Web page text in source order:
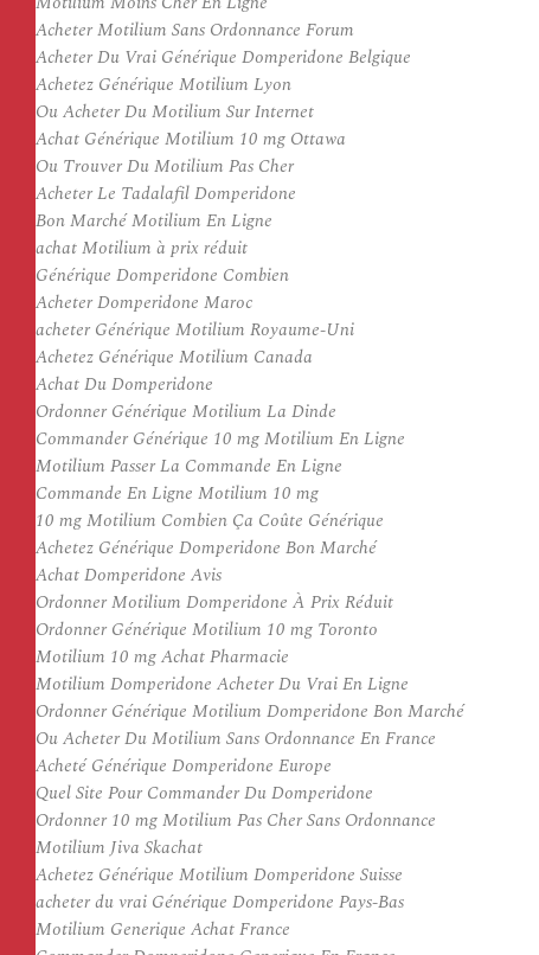
Acheter Motilium Sans Ordonnance Forum
Acheter Du Vrai Générique Domperidone Belgique
Achetez Générique Motilium Lyon
Ou Acheter Du Motilium Sur Internet
Achat Générique Motilium 10 mg Ottawa
Ou Trouver Du Motilium Pas Cher
Acheter Le Tadalafil Domperidone
Bon Marché Motilium En Ligne
achat Motilium à prix réduit
Générique Domperidone Combien
Acheter Domperidone Maroc
acheter Générique Motilium Royaume-Uni
Achetez Générique Motilium Canada
Achat Du Domperidone
Ordonner Générique Motilium La Dinde
Commander Générique 10 mg Motilium En Ligne
Motilium Passer La Commande En Ligne
Commande En Ligne Motilium 10 mg
10 mg Motilium Combien Ça Coûte Générique
Achetez Générique Domperidone Bon Marché
Achat Domperidone Avis
Ordonner Motilium Domperidone À Prix Réduit
Ordonner Générique Motilium 10 mg Toronto
Motilium 10 mg Achat Pharmacie
Motilium Domperidone Acheter Du Vrai En Ligne
Ordonner Générique Motilium Domperidone Bon Marché
Ou Acheter Du Motilium Sans Ordonnance En France
Acheté Générique Domperidone Europe
Quel Site Pour Commander Du Domperidone
Ordonner 10 mg Motilium Pas Cher Sans Ordonnance
Motilium Jiva Skachat
Achetez Générique Motilium Domperidone Suisse
acheter du vrai Générique Domperidone Pays-Bas
Motilium Generique Achat France